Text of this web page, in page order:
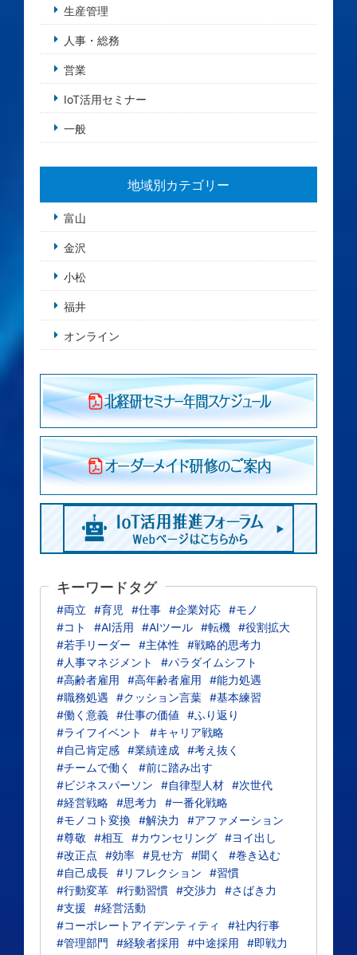
生産管理
人事・総務
営業
IoT活用セミナー
一般
地域別カテゴリー
富山
金沢
小松
福井
オンライン
キーワードタグ
#両立 #育児 #仕事 #企業対応 #モノ
#コト
#AI活用 #AIツール #転機 #役割拡大
#若手リーダー
#主体性
#戦略的思考力
#人事マネジメント
#パラダイムシフト
#高齢者雇用
#高年齢者雇用
#能力処遇
#職務処遇
#クッション言葉 #基本練習
#働く意義 #仕事の価値
#ふり返り
#ライフイベント
#キャリア戦略
#自己肯定感 #業績達成 #考え抜く
#チームで働く
#前に踏み出す
#ビジネスパーソン
#自律型人材 #次世代
#経営戦略 #思考力
#一番化戦略
#モノコト変換 #解決力
#アファメーション
#尊敬
#相互 #カウンセリング #ヨイ出し
#改正点
#効率 #見せ方 #聞く
#巻き込む
#自己成長 #リフレクション
#習慣
#行動変革 #行動習慣 #交渉力
#さばき力
#支援
#経営活動
#コーポレートアイデンティティ
#社内行事
#管理部門
#経験者採用 #中途採用
#即戦力